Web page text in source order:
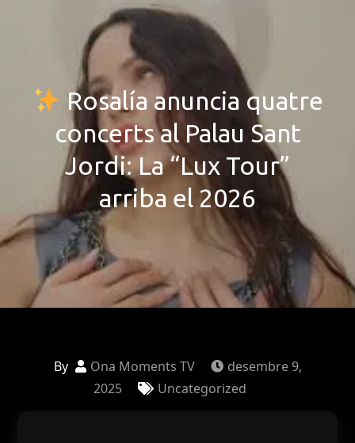
Rosalía anuncia quatre
concerts al Palau Sant
Jordi: La “Lux Tour”
arriba el 2026
By Ona Moments TV
desembre 9,
2025
Uncategorized